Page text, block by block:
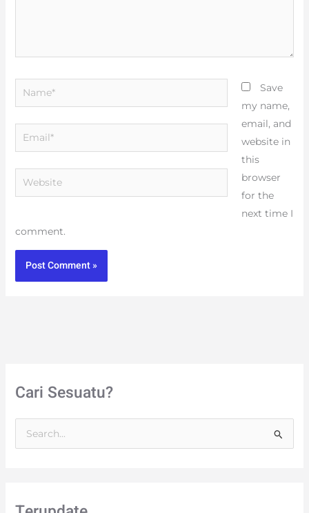
Name*
Email*
Website
Save
my name,
email, and
website in
this
browser
for the
next time I
comment.
Cari Sesuatu?